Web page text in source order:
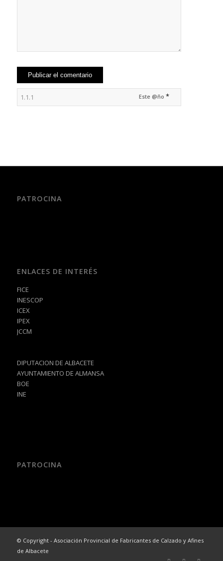
Este @ño *
PATROCINA
ENLACES DE INTERÉS
FICE
INESCOP
ICEX
IPEX
JCCM
DIPUTACION DE ALBACETE
AYUNTAMIENTO DE ALMANSA
BOE
INE
PATROCINA
© Copyright - Asociación Provincial de Fabricantes de Calzado y Afines
de Albacete